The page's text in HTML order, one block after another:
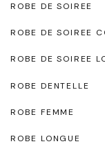
ROBE DE SOIREE
ROBE DE SOIREE
ROBE DE SOIREE
ROBE DENTELLE
ROBE FEMME
ROBE LONGUE